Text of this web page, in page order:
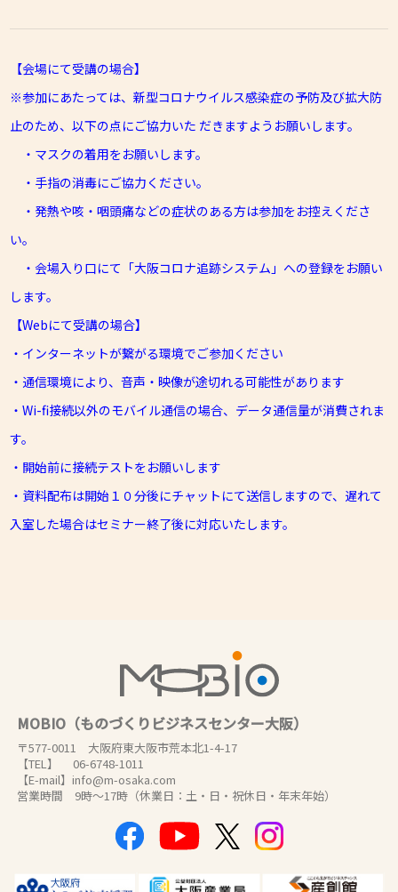
【会場にて受講の場合】
※参加にあたっては、新型コロナウイルス感染症の予防及び拡大防
止のため、以下の点にご協力いた だきますようお願いします。
・マスクの着用をお願いします。
・手指の消毒にご協力ください。
・発熱や咳・咽頭痛などの症状のある方は参加をお控えくださ
い。
・会場入り口にて「大阪コロナ追跡システム」への登録をお願い
します。
【Webにて受講の場合】
・インターネットが繋がる環境でご参加ください
・通信環境により、音声・映像が途切れる可能性があります
・Wi-fi接続以外のモバイル通信の場合、データ通信量が消費されま
す。
・開始前に接続テストをお願いします
・資料配布は開始１０分後にチャットにて送信しますので、遅れて
入室した場合はセミナー終了後に対応いたします。
MOBIO（ものづくりビジネスセンター大阪）
〒577-0011 大阪府東大阪市荒本北1-4-17
【TEL】 06-6748-1011
【E-mail】info@m-osaka.com
営業時間 9時～17時（休業日：土・日・祝休日・年末年始）